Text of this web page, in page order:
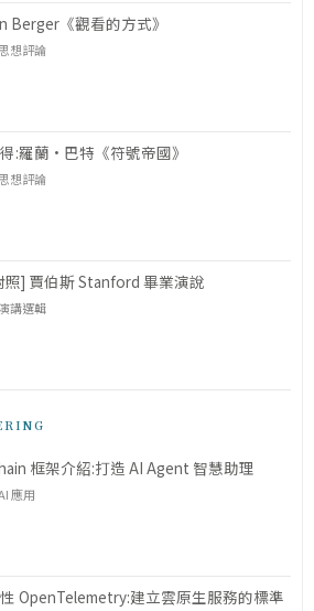
Berger《觀看的方式》
想評論
:羅蘭·巴特《符號帝國》
想評論
照] 賈伯斯 Stanford 畢業演說
講選輯
框架介紹:打造 AI Agent 智慧助理
應用
OpenTelemetry:建立雲原生服務的標準